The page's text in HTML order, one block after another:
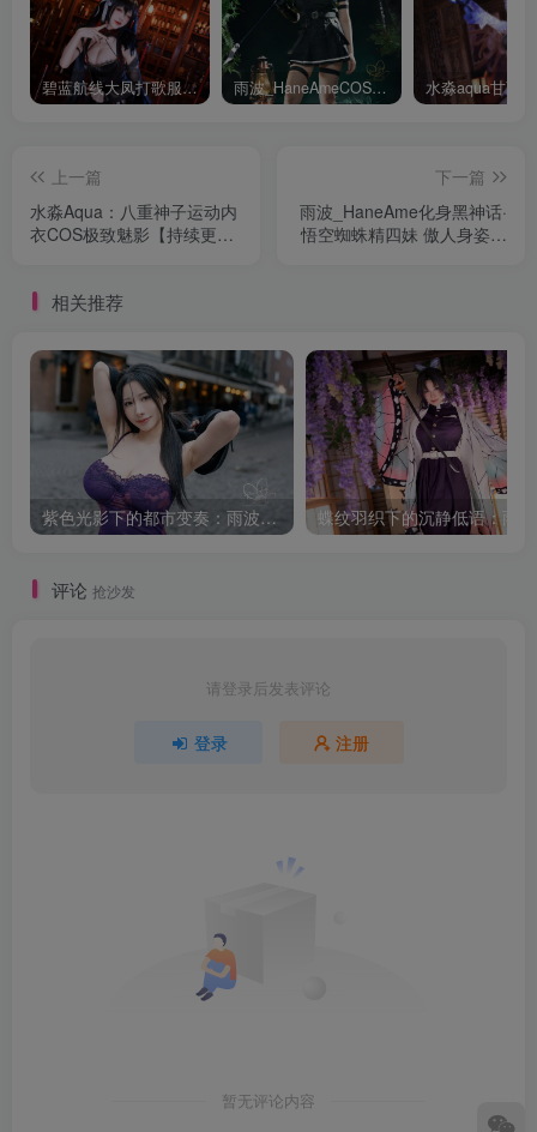
碧蓝航线大凤打歌服有多甜？看看水淼aquaCOS版本就知道 雨波_HaneAmeCOS：演绎尤贝尔的美丽与死亡的微笑
上一篇
水淼Aqua：八重神子运动内
衣COS极致魅影【持续更
下一篇
雨波_HaneAme化身黑神话·
悟空蜘蛛精四妹 傲人身姿引
相关推荐
紫色光影下的都市变奏：雨波_HaneAme韩风小妈的街拍叙事
评论 抢沙发
请登录后发表评论
登录 注册
暂无评论内容